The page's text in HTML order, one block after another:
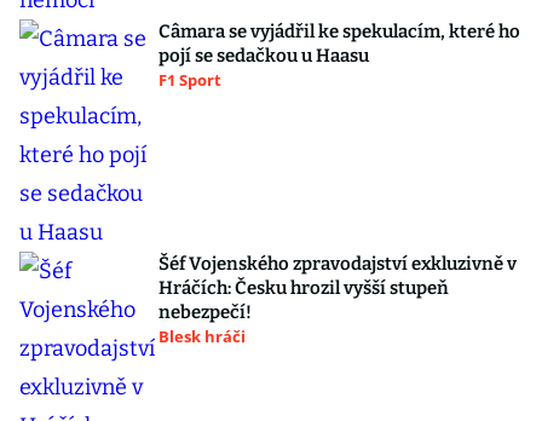
Câmara se vyjádřil ke spekulacím, které ho
pojí se sedačkou u Haasu
F1 Sport
Šéf Vojenského zpravodajství exkluzivně v
Hráčích: Česku hrozil vyšší stupeň
nebezpečí!
Blesk hráči